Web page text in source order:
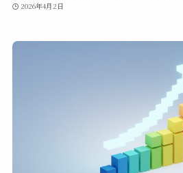
2026年4月2日